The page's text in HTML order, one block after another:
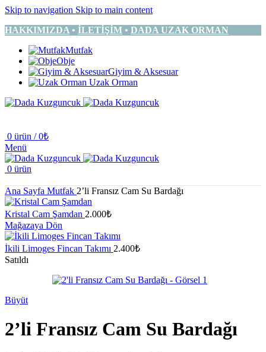
Skip to navigation Skip to main content
HAKKIMIZDA • İLETİŞİM • DADA UZAK ORMAN
Mutfak
Obje
Giyim & Aksesuar
Uzak Orman
0 ürün / 0₺
Menü
0 ürün
Ana Sayfa Mutfak 2’li Fransız Cam Su Bardağı
Kristal Cam Şamdan 2.000₺
Mağazaya Dön
İkili Limoges Fincan Takımı 2.400₺
Satıldı
Büyüt
2’li Fransız Cam Su Bardağı